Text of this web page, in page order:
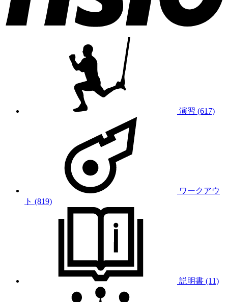
演習 (617)
ワークアウ
ト (819)
説明書 (11)